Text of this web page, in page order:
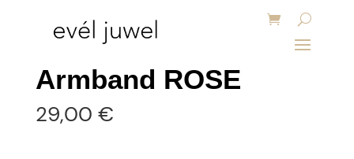
Armband ROSE
29,00 €